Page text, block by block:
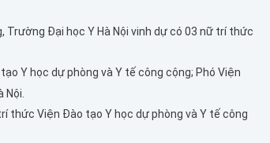
Trường Đại học Y Hà Nội vinh dự có 03 nữ trí thức
Y học dự phòng và Y tế công cộng; Phó Viện
Nội.
thức Viện Đào tạo Y học dự phòng và Y tế công